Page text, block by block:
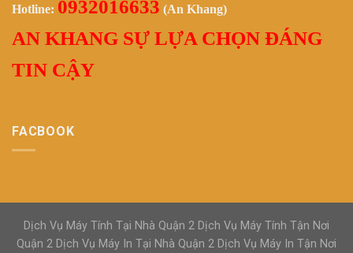
Hotline: 0932016633 (An Khang)
AN KHANG SỰ LỰA CHỌN ĐÁNG
TIN CẬY
FACBOOK
Dịch Vụ Máy Tính Tại Nhà Quận 2 Dịch Vụ Máy Tính Tận Nơi
Quận 2 Dịch Vụ Máy In Tại Nhà Quận 2 Dịch Vụ Máy In Tận Nơi